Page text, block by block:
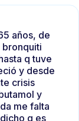
años, de
q tuve
y desde
crisis
y
me falta
q es